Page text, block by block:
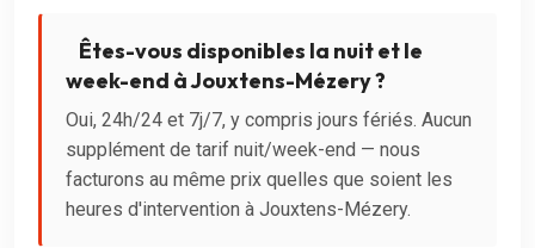
Êtes-vous disponibles la nuit et le
week-end à Jouxtens-Mézery ?
Oui, 24h/24 et 7j/7, y compris jours fériés. Aucun
supplément de tarif nuit/week-end — nous
facturons au même prix quelles que soient les
heures d'intervention à Jouxtens-Mézery.